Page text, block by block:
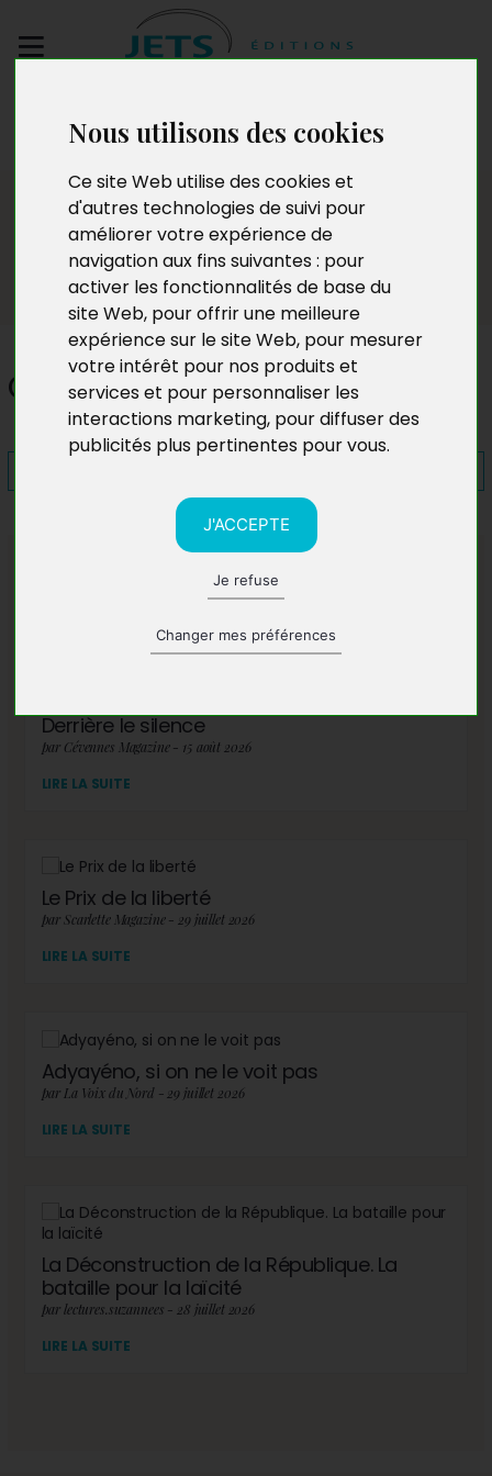
Nous utilisons des cookies
Ce site Web utilise des cookies et
d'autres technologies de suivi pour
améliorer votre expérience de
navigation aux fins suivantes : pour
activer les fonctionnalités de base du
site Web, pour offrir une meilleure
expérience sur le site Web, pour mesurer
votre intérêt pour nos produits et
services et pour personnaliser les
interactions marketing, pour diffuser des
publicités plus pertinentes pour vous.
J'ACCEPTE
Je refuse
Changer mes préférences
manuscrit
Presse
Quitter l'enfer
A lire également
Derrière le silence
par Cévennes Magazine - 15 août 2026
LIRE LA SUITE
Le Prix de la liberté
par Scarlette Magazine - 29 juillet 2026
LIRE LA SUITE
Adyayéno, si on ne le voit pas
par La Voix du Nord - 29 juillet 2026
LIRE LA SUITE
La Déconstruction de la République. La
bataille pour la laïcité
par lectures.suzannees - 28 juillet 2026
LIRE LA SUITE